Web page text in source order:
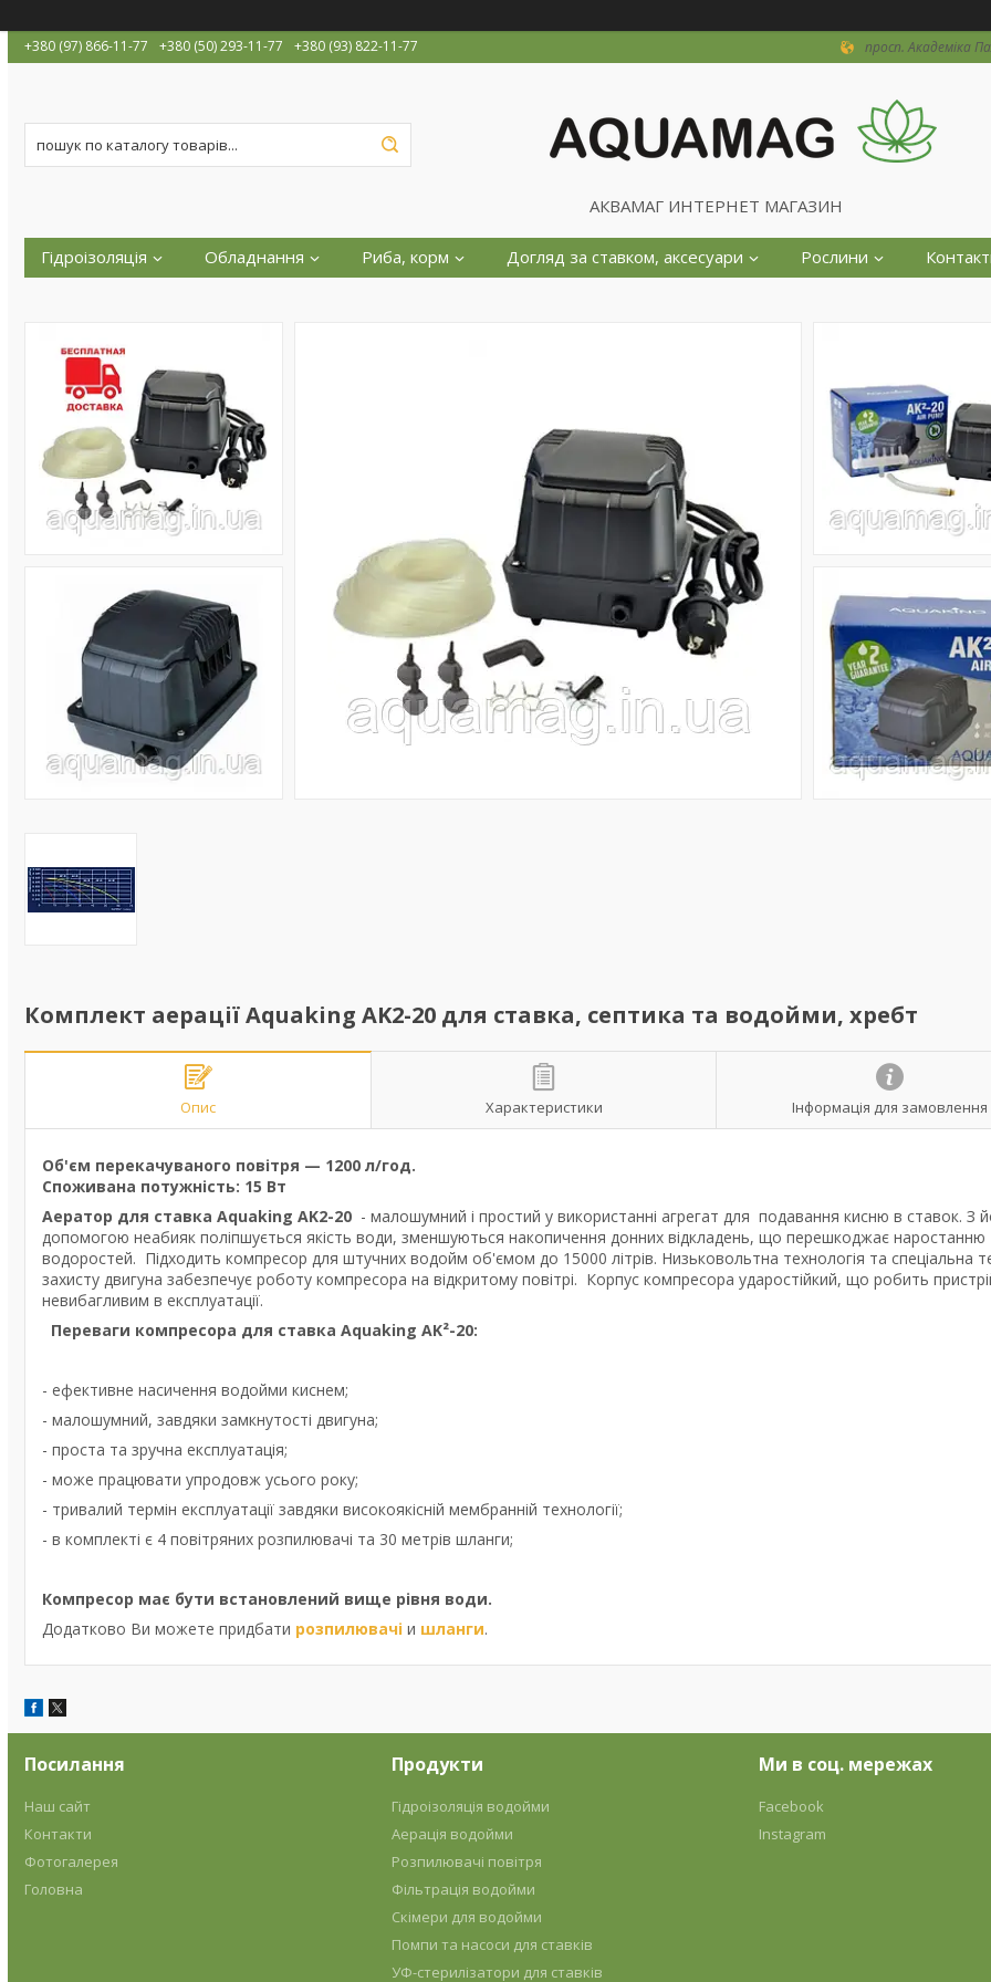
+380 (97) 866-11-77
+380 (50) 293-11-77 +380 (93) 822-11-77 просп. Академіка
АКВАМАГ ИНТЕРНЕТ МАГАЗИН
Гідроізоляція Обладнання Риба, корм Догляд за ставком, аксесуари Рослини
Комплект аерації Aquaking AK2-20 для ставка, септика та водойми, хребт
Опис Характеристики Інформація для замовлення
Об'єм перекачуваного повітря — 1200 л/год.
Споживана потужність: 15 Вт
Аератор для ставка Aquaking AK2-20 - малошумний і простий у використанні агрегат для подавання кисню в ставок. З
допомогою неабияк поліпшується якість води, зменшуються накопичення донних відкладень, що перешкоджає наростанню
водоростей. Підходить компресор для штучних водойм об'ємом до 15000 літрів. Низьковольтна технологія та спеціальна
захисту двигуна забезпечує роботу компресора на відкритому повітрі. Корпус компресора ударостійкий, що робить
невибагливим в експлуатації.
Переваги компресора для ставка Aquaking AK²-20:
- ефективне насичення водойми киснем;
- малошумний, завдяки замкнутості двигуна;
- проста та зручна експлуатація;
- може працювати упродовж усього року;
- тривалий термін експлуатації завдяки високоякісній мембранній технології;
- в комплекті є 4 повітряних розпилювачі та 30 метрів шланги;
Компресор має бути встановлений вище рівня води.
Додатково Ви можете придбати розпилювачі и шланги.
Посилання
Наш сайт
Контакти
Фотогалерея
Головна
Продукти
Гідроізоляція водойми
Аерація водойми
Розпилювачі повітря
Фільтрація водойми
Скімери для водойми
Помпи та насоси для ставків
УФ-стерилізатори для ставків
Ми в соц. мережах
Facebook
Instagram